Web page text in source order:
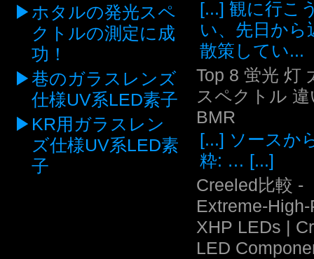
ホタルの発光スペ
クトルの測定に成
功！
巷のガラスレンズ
仕様UV系LED素子
KR用ガラスレン
ズ仕様UV系LED素
子
[...] 観に行こ
い、先日から
散策してい...
Top 8 蛍光 灯
スペクトル 違
BMR
[...] ソースか
粋: … [...]
Creeled比較 -
Extreme-
XHP LEDs |
LED